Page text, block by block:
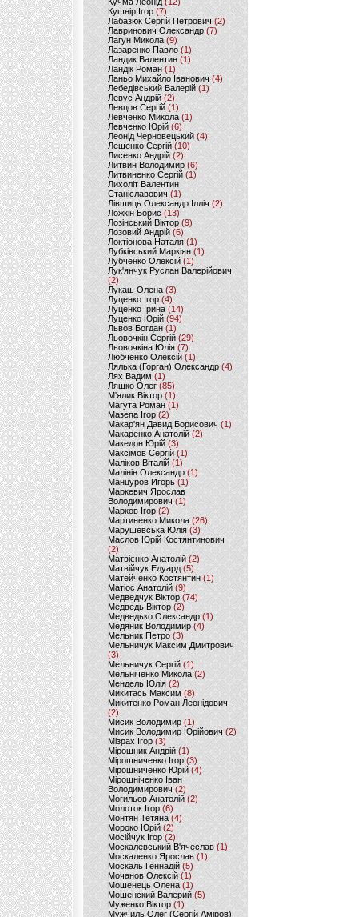
Кушнір Ігор(7)
Лабазюк Сергій Петрович (2)
Лавринович Олександр(7)
Лагун Микола(9)
Лазаренко Павло (1)
Ландик Валентин (1)
Ландік Роман (1)
Ланьо Михайло Іванович(4)
Лебедівський Валерій(1)
Левус Андрій(2)
Левцов Сергій (1)
Левченко Микола (1)
Левченко Юрій (6)
Леонід Черновецький (4)
Лещенко Сергій (10)
Лисенко Андрій (2)
Литвин Володимир (6)
Литвиненко Сергій (1)
Лихоліт Валентин
Станіславович (1)
Лівшиць Олександр Ілліч (2)
Ложкін Борис(13)
Лозінський Віктор(9)
Лозовий Андрій (6)
Локтіонова Наталя (1)
Лубківський Маркіян(1)
Лубченко Олексій (1)
Лук'янчук Руслан Валерійович
(2)
Лукаш Олена (3)
Луценко Ігор (4)
Луценко Ірина (14)
Луценко Юрій (94)
Львов Богдан (1)
Льовочкін Сергій (29)
Льовочкіна Юлія(7)
Любченко Олексій(1)
Лялька (Горган) Олександр(4)
Лях Вадим (1)
Ляшко Олег (85)
М'ялик Віктор(1)
Магута Роман(1)
Мазепа Ігор (2)
Макар'ян Давид Борисович(1)
Макаренко Анатолій (2)
Македон Юрій(3)
Максімов Сергій (1)
Маліков Віталій (1)
Малінін Олександр (1)
Манцуров Игорь (1)
Маркевич Ярослав
Володимирович (1)
Марков Ігор (2)
Мартиненко Микола (26)
Марушевська Юлія (3)
Маслов Юрій Костянтинович
(2)
Матвієнко Анатолій (2)
Матвійчук Едуард(5)
Матейченко Костянтин (1)
Матіос Анатолій (9)
Медведчук Віктор(74)
Медведь Віктор (2)
Медведько Олександр (1)
Медяник Володимир(4)
Мельник Петро (3)
Мельничук Максим Дмитрович
(3)
Мельничук Сергій (1)
Мельніченко Микола (2)
Мендель Юлія (2)
Микитась Максим (8)
Микитенко Роман Леонідович
(2)
Мисик Володимир (1)
Мисик Володимир Юрійович(2)
Мізрах Ігор(3)
Мірошник Андрій(1)
Мірошниченко Ігор (3)
Мірошниченко Юрій(4)
Мірошніченко Іван
Володимирович (2)
Могильов Анатолій (2)
Молоток Ігор (6)
Монтян Тетяна (4)
Мороко Юрій(2)
Мосійчук Ігор (2)
Москалевський В'ячеслав (1)
Москаленко Ярослав (1)
Москаль Геннадій (5)
Мочанов Олексій(1)
Мошенець Олена(1)
Мошенский Валерий (5)
Муженко Віктор (1)
Мужчиль Олег (Сергій Аміров)